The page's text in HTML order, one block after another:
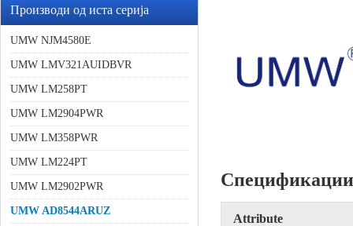
Производи од иста серија
UMW NJM4580E
UMW LMV321AUIDBVR
UMW LM258PT
UMW LM2904PWR
UMW LM358PWR
UMW LM224PT
UMW LM2902PWR
UMW AD8544ARUZ
Спецификации
Attribute